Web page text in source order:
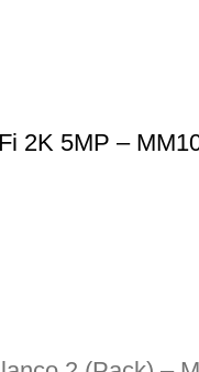
2K 5MP –